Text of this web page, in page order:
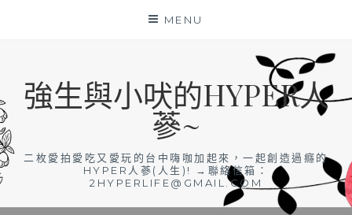
MENU
強生與小吠的HYPER人
蔘~
二枚愛拍愛吃又愛玩的台中嗨咖加起來，一起創造過癮的
HYPER人蔘(人生)! →聯絡信箱：
2HYPERLIFE@GMAIL.COM